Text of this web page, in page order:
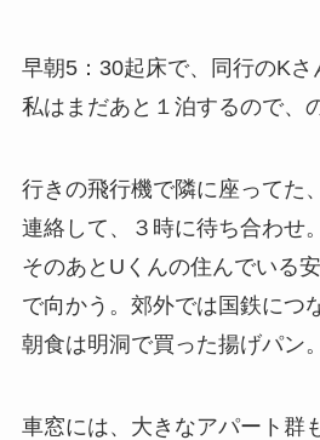
早朝5：30起床で、同行のKさ
私はまだあと１泊するので、
行きの飛行機で隣に座ってた
連絡して、３時に待ち合わせ。
そのあとUくんの住んでいる
で向かう。郊外では国鉄につ
朝食は明洞で買った揚げパン。
車窓には、大きなアパート群